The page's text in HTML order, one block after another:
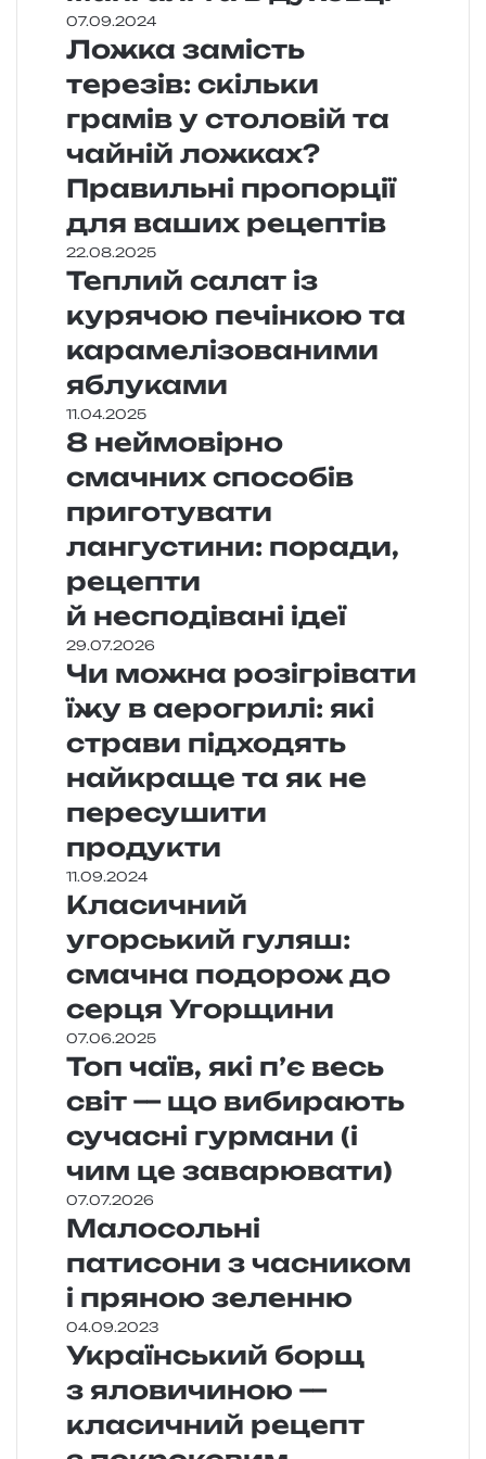
07.09.2024
Ложка замість
терезів: скільки
грамів у столовій та
чайній ложках?
Правильні пропорції
для ваших рецептів
22.08.2025
Теплий салат із
курячою печінкою та
карамелізованими
яблуками
11.04.2025
8 неймовірно
смачних способів
приготувати
лангустини: поради,
рецепти
й несподівані ідеї
29.07.2026
Чи можна розігрівати
їжу в аерогрилі: які
страви підходять
найкраще та як не
пересушити
продукти
11.09.2024
Класичний
угорський гуляш:
смачна подорож до
серця Угорщини
07.06.2025
Топ чаїв, які п’є весь
світ — що вибирають
сучасні гурмани (і
чим це заварювати)
07.07.2026
Малосольні
патисони з часником
і пряною зеленню
04.09.2023
Український борщ
з яловичиною —
класичний рецепт